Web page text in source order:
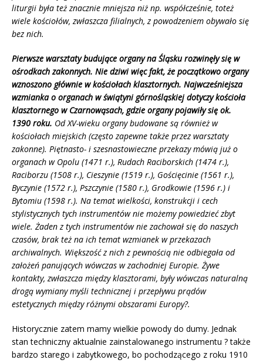
liturgii była też znacznie mniejsza niż np. współcześnie, toteż
wiele kościołów, zwłaszcza filialnych, z powodzeniem obywało się
bez nich.
Pierwsze warsztaty budujące organy na Śląsku rozwinęły się w
ośrodkach zakonnych. Nie dziwi więc fakt, że początkowo organy
wznoszono głównie w kościołach klasztornych. Najwcześniejsza
wzmianka o organach w świątyni górnośląskiej dotyczy kościoła
klasztornego w Czarnowąsach, gdzie organy pojawiły się ok.
1390 roku. Od XV-wieku organy budowane są również w
kościołach miejskich (często zapewne także przez warsztaty
zakonne). Piętnasto- i szesnastowieczne przekazy mówią już o
organach w Opolu (1471 r.), Rudach Raciborskich (1474 r.),
Raciborzu (1508 r.), Cieszynie (1519 r.), Gościęcinie (1561 r.),
Byczynie (1572 r.), Pszczynie (1580 r.), Grodkowie (1596 r.) i
Bytomiu (1598 r.). Na temat wielkości, konstrukcji i cech
stylistycznych tych instrumentów nie możemy powiedzieć zbyt
wiele. Żaden z tych instrumentów nie zachował się do naszych
czasów, brak też na ich temat wzmianek w przekazach
archiwalnych. Większość z nich z pewnością nie odbiegała od
założeń panujących wówczas w zachodniej Europie. Żywe
kontakty, zwłaszcza między klasztorami, były wówczas naturalną
drogą wymiany myśli technicznej i przepływu prądów
estetycznych między różnymi obszarami Europy?.
Historycznie zatem mamy wielkie powody do dumy. Jednak
stan techniczny aktualnie zainstalowanego instrumentu ? także
bardzo starego i zabytkowego, bo pochodzącego z roku 1910